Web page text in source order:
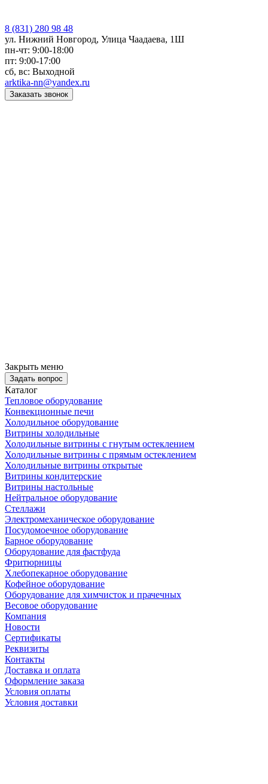
8 (831) 280 98 48
ул. Нижний Новгород, Улица Чаадаева, 1Ш
пн-чт: 9:00-18:00
пт: 9:00-17:00
сб, вс: Выходной
arktika-nn@yandex.ru
Заказать звонок
Закрыть меню
Задать вопрос
Каталог
Тепловое оборудование
Конвекционные печи
Холодильное оборудование
Витрины холодильные
Холодильные витрины с гнутым остеклением
Холодильные витрины с прямым остеклением
Холодильные витрины открытые
Витрины кондитерские
Витрины настольные
Нейтральное оборудование
Стеллажи
Электромеханическое оборудование
Посудомоечное оборудование
Барное оборудование
Оборудование для фастфуда
Фритюрницы
Хлебопекарное оборудование
Кофейное оборудование
Оборудование для химчисток и прачечных
Весовое оборудование
Компания
Новости
Сертификаты
Реквизиты
Контакты
Доставка и оплата
Оформление заказа
Условия оплаты
Условия доставки